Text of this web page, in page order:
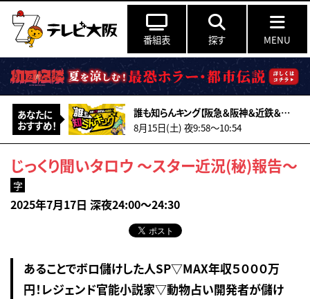
番組表 探す MENU
あなたに
おすすめ！
誰も知らんキング【阪急＆阪神＆近鉄＆南海＆メトロ…鉄道ミステリー2026夏】
8月15日(土) 夜9:58〜10:54
じっくり聞いタロウ ～スター近況(秘)報告～
字
2025年7月17日 深夜24:00～24:30
あることでボロ儲けした人SP▽MAX年収５０００万
円！レジェンド官能小説家▽動物占い開発者が儲け